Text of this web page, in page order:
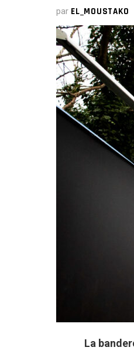
par EL_MOUSTAKO
La